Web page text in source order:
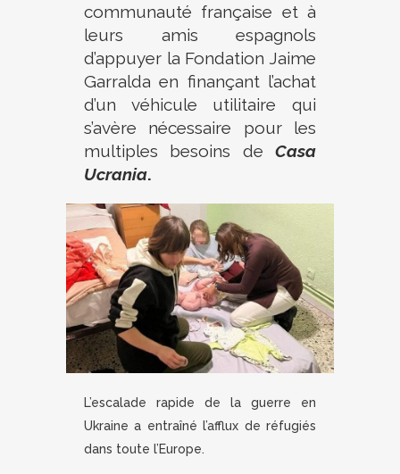
communauté française et à
leurs amis espagnols
d’appuyer la Fondation Jaime
Garralda en finançant l’achat
d’un véhicule utilitaire qui
s’avère nécessaire pour les
multiples besoins de Casa
Ucrania.
L’escalade rapide de la guerre en
Ukraine a entraîné l’afflux de réfugiés
dans toute l’Europe.